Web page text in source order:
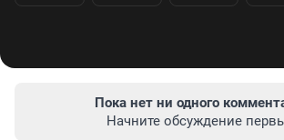
Пока нет ни одного
Начните обсуждение